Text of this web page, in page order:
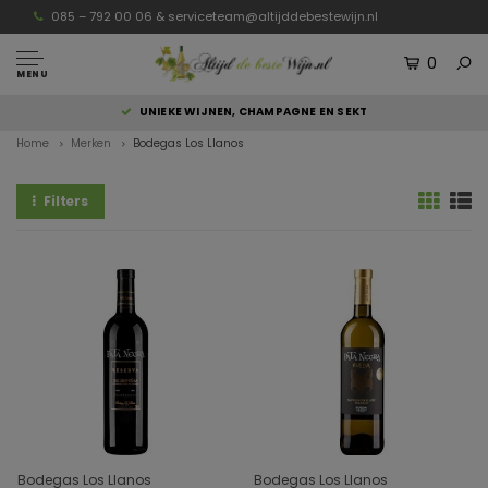
085 – 792 00 06 & serviceteam@altijddebestewijn.nl
MENU
0
UNIEKE WIJNEN, CHAMPAGNE EN SEKT
Home Merken Bodegas Los Llanos
Filters
Bodegas Los Llanos Bodegas Los Llanos